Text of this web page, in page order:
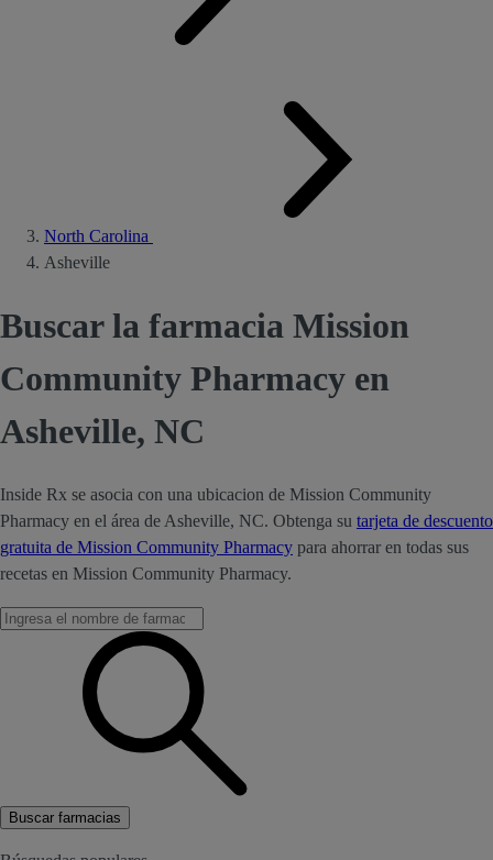
North Carolina
Asheville
Buscar la farmacia Mission
Community Pharmacy en
Asheville, NC
Inside Rx se asocia con una ubicacion de Mission Community
Pharmacy en el área de Asheville, NC. Obtenga su tarjeta de descuento
gratuita de Mission Community Pharmacy para ahorrar en todas sus
recetas en Mission Community Pharmacy.
Buscar farmacias